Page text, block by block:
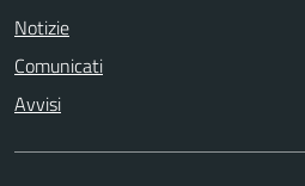
Notizie
Comunicati
Avvisi